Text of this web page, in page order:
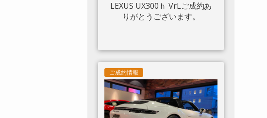
LEXUS UX300ｈ VrLご成約あ
りがとうございます。
ご成約情報